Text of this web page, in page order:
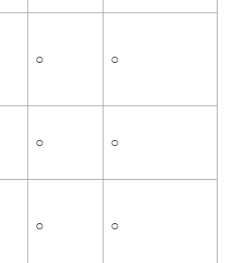
○ ○
○ ○
○ ○